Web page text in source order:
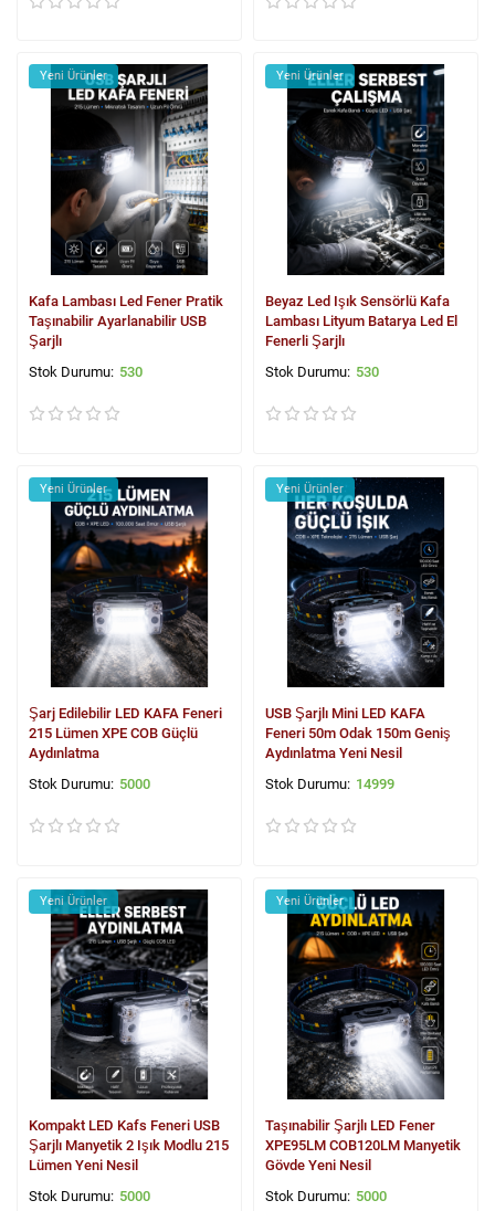
Yeni Ürünler
Kafa Lambası Led Fener Pratik
Taşınabilir Ayarlanabilir USB
Şarjlı
530
Yeni Ürünler
Beyaz Led Işık Sensörlü Kafa
Lambası Lityum Batarya Led El
Fenerli Şarjlı
530
Yeni Ürünler
Şarj Edilebilir LED KAFA Feneri
215 Lümen XPE COB Güçlü
Aydınlatma
5000
Yeni Ürünler
USB Şarjlı Mini LED KAFA
Feneri 50m Odak 150m Geniş
Aydınlatma Yeni Nesil
14999
Yeni Ürünler
Kompakt LED Kafs Feneri USB
Şarjlı Manyetik 2 Işık Modlu 215
Lümen Yeni Nesil
5000
Yeni Ürünler
Taşınabilir Şarjlı LED Fener
XPE95LM COB120LM Manyetik
Gövde Yeni Nesil
5000